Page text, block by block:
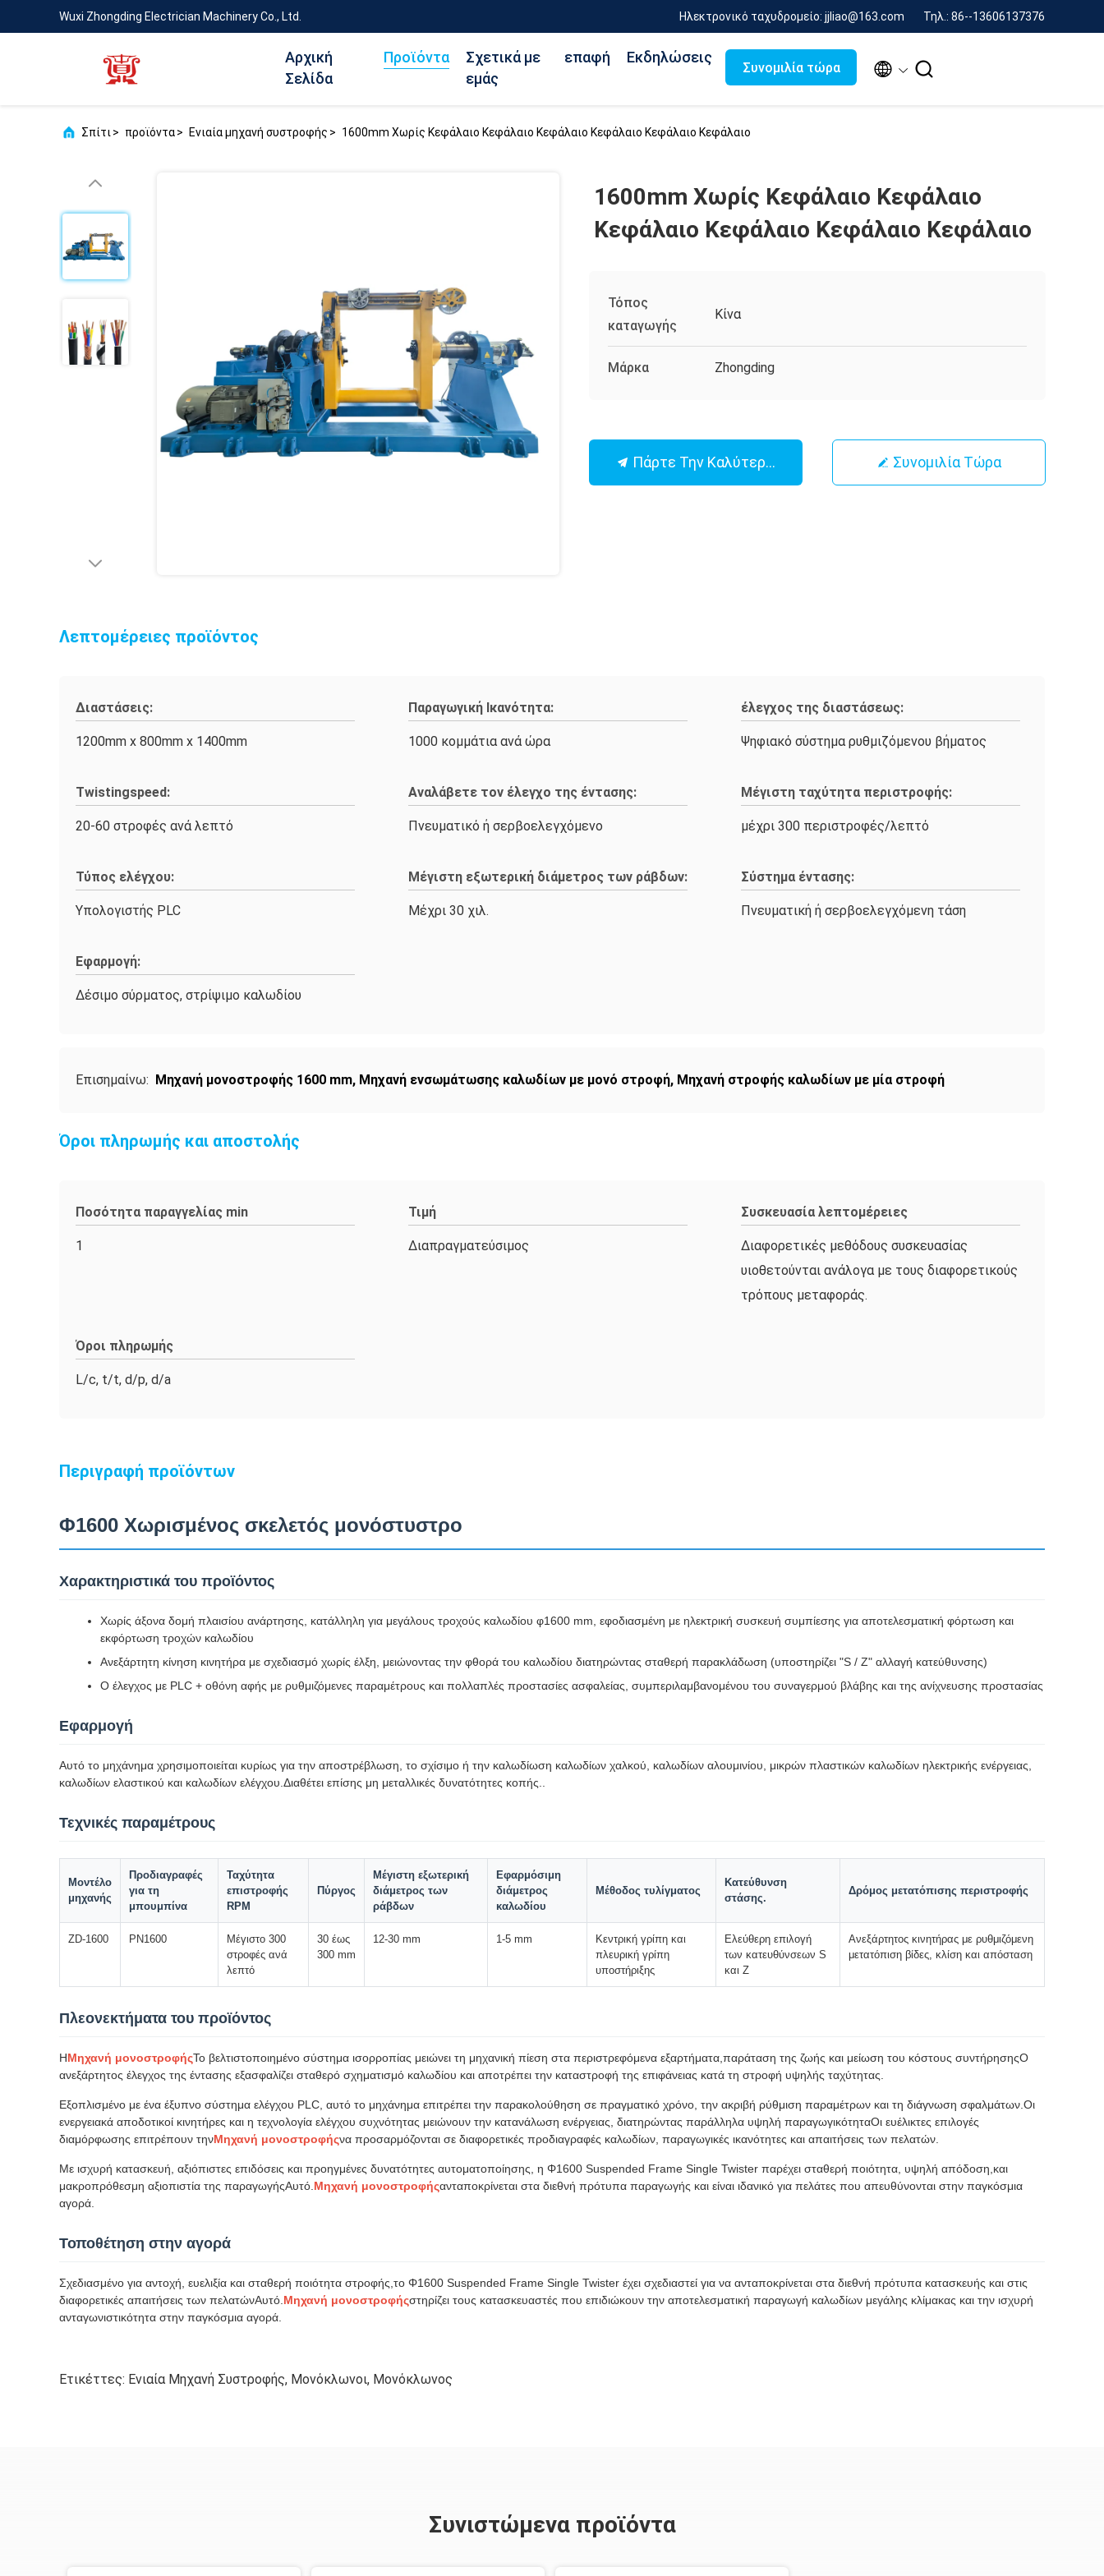
Wuxi Zhongding Electrician Machinery Co., Ltd. Ηλεκτρονικό ταχυδρομείο: jjliao@163.com Τηλ.: 86--13606137376
Αρχική
Σελίδα
Προϊόντα
Σχετικά με
εμάς
επαφή Εκδηλώσεις
Συνομιλία τώρα  
Σπίτι> προϊόντα> Ενιαία μηχανή συστροφής > 1600mm Χωρίς Κεφάλαιο Κεφάλαιο Κεφάλαιο Κεφάλαιο Κεφάλαιο Κεφάλαιο
1600mm Χωρίς Κεφάλαιο Κεφάλαιο
Κεφάλαιο Κεφάλαιο Κεφάλαιο Κεφάλαιο
Τόπος
καταγωγής
Κίνα
Μάρκα Zhongding
Πάρτε Την Καλύτερη Τιμή Συνομιλία Τώρα
Λεπτομέρειες προϊόντος
Διαστάσεις:
1200mm x 800mm x 1400mm
Παραγωγική Ικανότητα:
1000 κομμάτια ανά ώρα
έλεγχος της διαστάσεως:
Ψηφιακό σύστημα ρυθμιζόμενου βήματος
Twistingspeed:
20-60 στροφές ανά λεπτό
Αναλάβετε τον έλεγχο της έντασης:
Πνευματικό ή σερβοελεγχόμενο
Μέγιστη ταχύτητα περιστροφής:
μέχρι 300 περιστροφές/λεπτό
Τύπος ελέγχου:
Υπολογιστής PLC
Μέγιστη εξωτερική διάμετρος των ράβδων:
Μέχρι 30 χιλ.
Σύστημα έντασης:
Πνευματική ή σερβοελεγχόμενη τάση
Εφαρμογή:
Δέσιμο σύρματος, στρίψιμο καλωδίου
Επισημαίνω: Μηχανή μονοστροφής 1600 mm, Μηχανή ενσωμάτωσης καλωδίων με μονό στροφή, Μηχανή στροφής καλωδίων με μία στροφή
Όροι πληρωμής και αποστολής
Ποσότητα παραγγελίας min
1
Τιμή
Διαπραγματεύσιμος
Συσκευασία λεπτομέρειες
Διαφορετικές μεθόδους συσκευασίας
υιοθετούνται ανάλογα με τους διαφορετικούς
τρόπους μεταφοράς.
Όροι πληρωμής
L/c, t/t, d/p, d/a
Περιγραφή προϊόντων
Φ1600 Χωρισμένος σκελετός μονόστυστρο
Χαρακτηριστικά του προϊόντος
Χωρίς άξονα δομή πλαισίου ανάρτησης, κατάλληλη για μεγάλους τροχούς καλωδίου φ1600 mm, εφοδιασμένη με ηλεκτρική συσκευή συμπίεσης για αποτελεσματική φόρτωση και
εκφόρτωση τροχών καλωδίου
Ανεξάρτητη κίνηση κινητήρα με σχεδιασμό χωρίς έλξη, μειώνοντας την φθορά του καλωδίου διατηρώντας σταθερή παρακλάδωση (υποστηρίζει "S / Z" αλλαγή κατεύθυνσης)
Ο έλεγχος με PLC + οθόνη αφής με ρυθμιζόμενες παραμέτρους και πολλαπλές προστασίες ασφαλείας, συμπεριλαμβανομένου του συναγερμού βλάβης και της ανίχνευσης προστασίας
Εφαρμογή
Αυτό το μηχάνημα χρησιμοποιείται κυρίως για την αποστρέβλωση, το σχίσιμο ή την καλωδίωση καλωδίων χαλκού, καλωδίων αλουμινίου, μικρών πλαστικών καλωδίων ηλεκτρικής ενέργειας,
καλωδίων ελαστικού και καλωδίων ελέγχου.Διαθέτει επίσης μη μεταλλικές δυνατότητες κοπής..
Τεχνικές παραμέτρους
Μοντέλο
μηχανής
Προδιαγραφές
για τη
μπουμπίνα
Ταχύτητα
επιστροφής
RPM
Πύργος
Μέγιστη εξωτερική
διάμετρος των
ράβδων
Εφαρμόσιμη
διάμετρος
καλωδίου
Μέθοδος τυλίγματος
Κατεύθυνση
στάσης.
Δρόμος μετατόπισης περιστροφής
ZD-1600 PN1600
Μέγιστο 300
στροφές ανά
λεπτό
30 έως
300 mm
12-30 mm 1-5 mm
Κεντρική γρίπη και
πλευρική γρίπη
υποστήριξης
Ελεύθερη επιλογή
των κατευθύνσεων S
και Z
Ανεξάρτητος κινητήρας με ρυθμιζόμενη
μετατόπιση βίδες, κλίση και απόσταση
Πλεονεκτήματα του προϊόντος
ΗΜηχανή μονοστροφήςΤο βελτιστοποιημένο σύστημα ισορροπίας μειώνει τη μηχανική πίεση στα περιστρεφόμενα εξαρτήματα,παράταση της ζωής και μείωση του κόστους συντήρησηςΟ
ανεξάρτητος έλεγχος της έντασης εξασφαλίζει σταθερό σχηματισμό καλωδίου και αποτρέπει την καταστροφή της επιφάνειας κατά τη στροφή υψηλής ταχύτητας.
Εξοπλισμένο με ένα έξυπνο σύστημα ελέγχου PLC, αυτό το μηχάνημα επιτρέπει την παρακολούθηση σε πραγματικό χρόνο, την ακριβή ρύθμιση παραμέτρων και τη διάγνωση σφαλμάτων.Οι
ενεργειακά αποδοτικοί κινητήρες και η τεχνολογία ελέγχου συχνότητας μειώνουν την κατανάλωση ενέργειας, διατηρώντας παράλληλα υψηλή παραγωγικότηταΟι ευέλικτες επιλογές
διαμόρφωσης επιτρέπουν τηνΜηχανή μονοστροφήςνα προσαρμόζονται σε διαφορετικές προδιαγραφές καλωδίων, παραγωγικές ικανότητες και απαιτήσεις των πελατών.
Με ισχυρή κατασκευή, αξιόπιστες επιδόσεις και προηγμένες δυνατότητες αυτοματοποίησης, η Φ1600 Suspended Frame Single Twister παρέχει σταθερή ποιότητα, υψηλή απόδοση,και
μακροπρόθεσμη αξιοπιστία της παραγωγήςΑυτό. Μηχανή μονοστροφήςανταποκρίνεται στα διεθνή πρότυπα παραγωγής και είναι ιδανικό για πελάτες που απευθύνονται στην παγκόσμια
αγορά.
Τοποθέτηση στην αγορά
Σχεδιασμένο για αντοχή, ευελιξία και σταθερή ποιότητα στροφής,το Φ1600 Suspended Frame Single Twister έχει σχεδιαστεί για να ανταποκρίνεται στα διεθνή πρότυπα κατασκευής και στις
διαφορετικές απαιτήσεις των πελατώνΑυτό. Μηχανή μονοστροφήςστηρίζει τους κατασκευαστές που επιδιώκουν την αποτελεσματική παραγωγή καλωδίων μεγάλης κλίμακας και την ισχυρή
ανταγωνιστικότητα στην παγκόσμια αγορά.
Ετικέττες: Ενιαία Μηχανή Συστροφής, Μονόκλωνοι, Μονόκλωνος
Συνιστώμενα προϊόντα